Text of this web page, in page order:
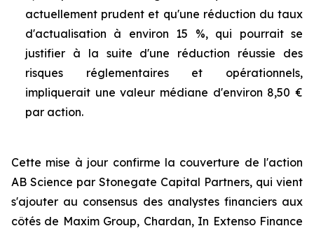
actuellement prudent et qu'une réduction du taux
d'actualisation à environ 15 %, qui pourrait se
justifier à la suite d'une réduction réussie des
risques réglementaires et opérationnels,
impliquerait une valeur médiane d'environ 8,50 €
par action.
Cette mise à jour confirme la couverture de l'action
AB Science par Stonegate Capital Partners, qui vient
s'ajouter au consensus des analystes financiers aux
côtés de Maxim Group, Chardan, In Extenso Finance